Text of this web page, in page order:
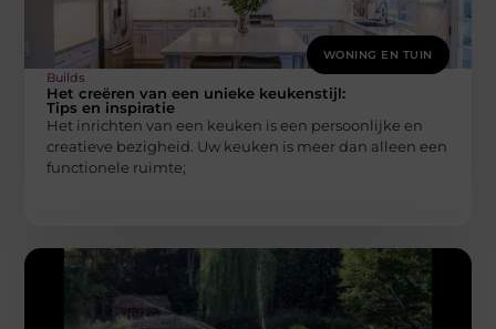
WONING EN TUIN
Builds
Het creëren van een unieke keukenstijl:
Tips en inspiratie
Het inrichten van een keuken is een persoonlijke en
creatieve bezigheid. Uw keuken is meer dan alleen een
functionele ruimte;